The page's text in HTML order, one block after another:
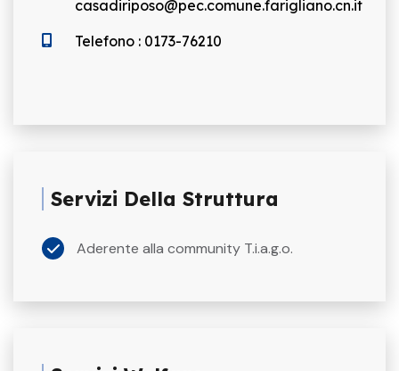
casadiriposo@pec.comune.farigliano.cn.it
Telefono : 0173-76210
Servizi Della Struttura
Aderente alla community T.i.a.g.o.